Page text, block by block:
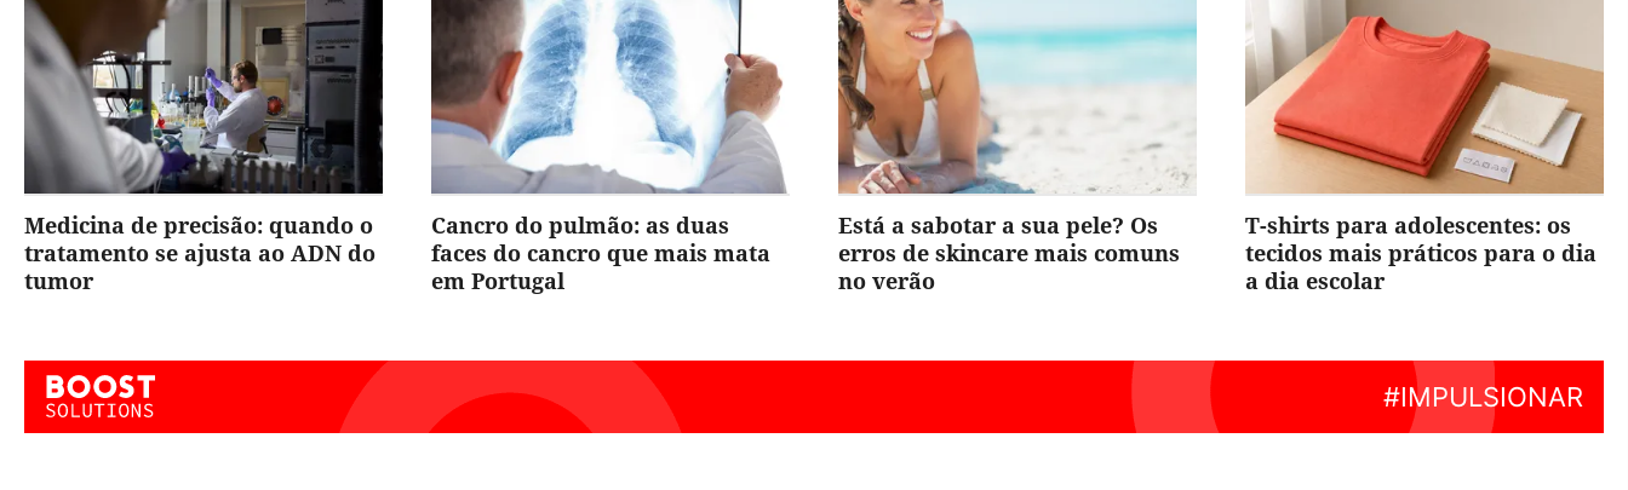
Medicina de precisão: quando o
tratamento se ajusta ao ADN do
tumor
Cancro do pulmão: as duas
faces do cancro que mais mata
em Portugal
Está a sabotar a sua pele? Os
erros de skincare mais comuns
no verão
T-shirts para adolescentes: os
tecidos mais práticos para o dia
a dia escolar